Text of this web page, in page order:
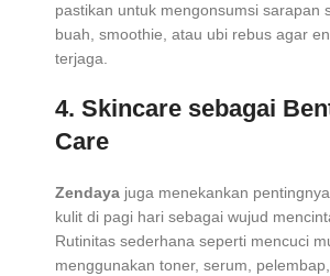
pastikan untuk mengonsumsi sarapan
buah, smoothie, atau ubi rebus agar
terjaga.
4. Skincare sebagai
Care
Zendaya juga menekankan
kulit di pagi hari sebagai wujud
Rutinitas sederhana seperti mencuci
menggunakan toner, serum,